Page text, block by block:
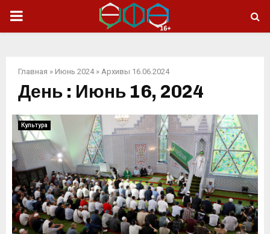
ОСНОВНОЕ
Главная » Июнь 2024» Архивы 16.06.2024
День : Июнь 16, 2024
Культура